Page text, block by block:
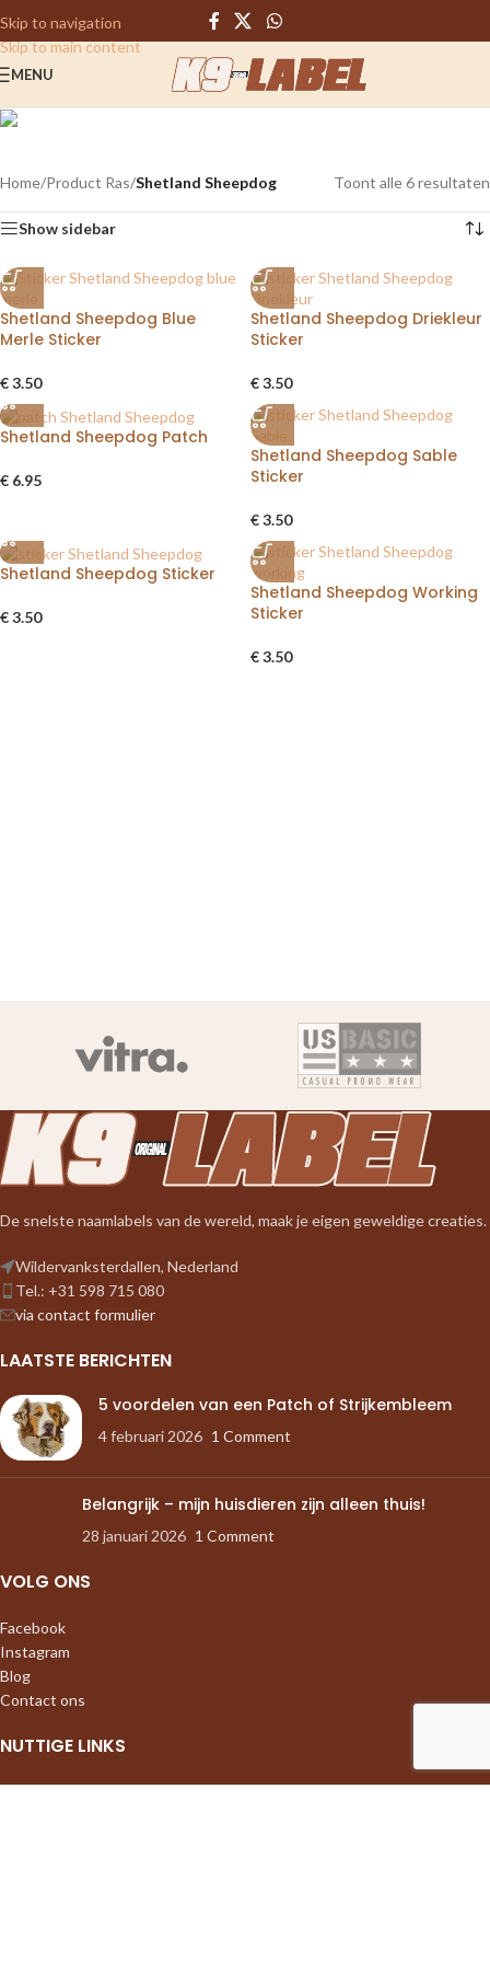
Skip to navigation
Skip to main content
MENU
Home/Product Ras/Shetland Sheepdog Toont alle 6 resultaten
Show sidebar
Shetland Sheepdog Blue
Merle Sticker
€3.50
Shetland Sheepdog Driekleur
Sticker
€3.50
Shetland Sheepdog Patch
€ 6.95
Shetland Sheepdog Sable
Sticker
€3.50
Shetland Sheepdog Sticker
€3.50
Shetland Sheepdog Working
Sticker
€3.50
De snelste naamlabels van de wereld, maak je eigen geweldige creaties.
Wildervanksterdallen, Nederland
Tel.: +31 598 715 080
via contact formulier
LAATSTE BERICHTEN
5 voordelen van een Patch of Strijkembleem
4 februari 2026 1 Comment
Belangrijk – mijn huisdieren zijn alleen thuis!
28 januari 2026 1 Comment
VOLG ONS
Facebook
Instagram
Blog
Contact ons
NUTTIGE LINKS